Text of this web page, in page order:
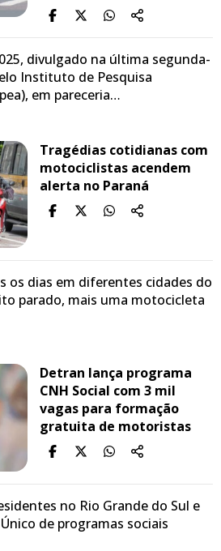
divulgado na última segunda-
Instituto de Pesquisa
em pareceria…
Tragédias cotidianas com
motociclistas acendem
alerta no Paraná
os dias em diferentes cidades do
parado, mais uma motocicleta
Detran lança programa
CNH Social com 3 mil
vagas para formação
gratuita de motoristas
no Rio Grande do Sul e
de programas sociais